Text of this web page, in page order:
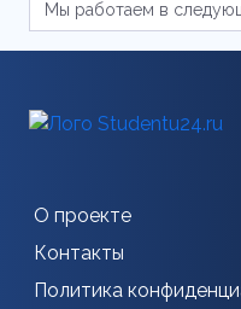
О проекте
Контакты
Политика